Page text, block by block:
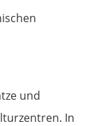
und
In